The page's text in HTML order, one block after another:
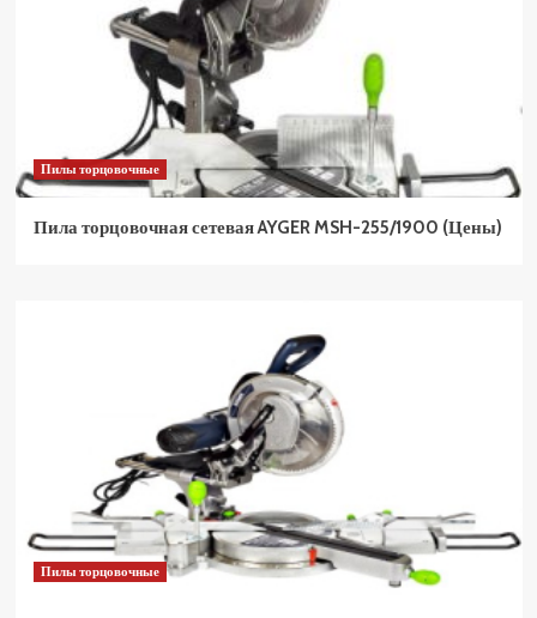
Пилы торцовочные
Пила торцовочная сетевая AYGER MSH-255/1900 (Цены)
Пилы торцовочные